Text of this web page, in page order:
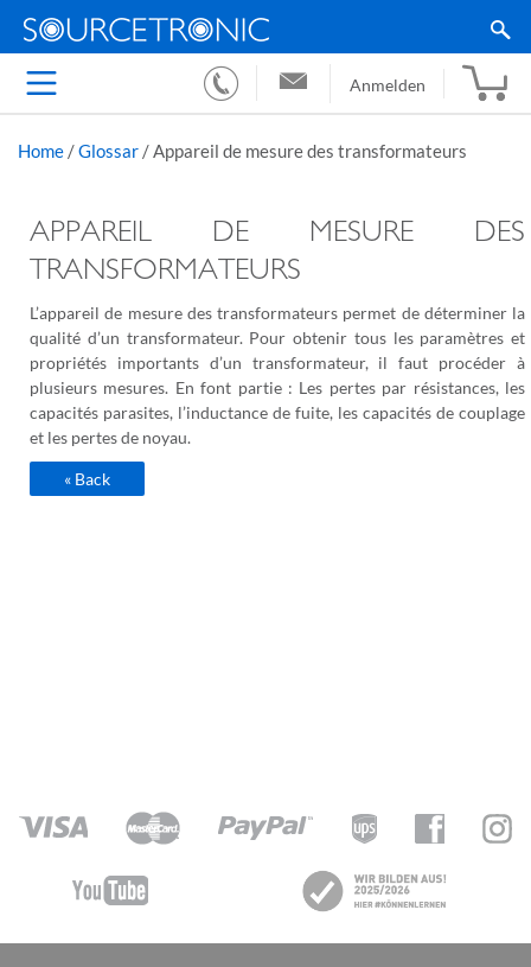
Anmelden
Home /Glossar / Appareil de mesure des transformateurs
APPAREIL DE MESURE DES
TRANSFORMATEURS
L’appareil de mesure des transformateurs permet de déterminer la
qualité d’un transformateur. Pour obtenir tous les paramètres et
propriétés importants d’un transformateur, il faut procéder à
plusieurs mesures. En font partie : Les pertes par résistances, les
capacités parasites, l’inductance de fuite, les capacités de couplage
et les pertes de noyau.
« Back